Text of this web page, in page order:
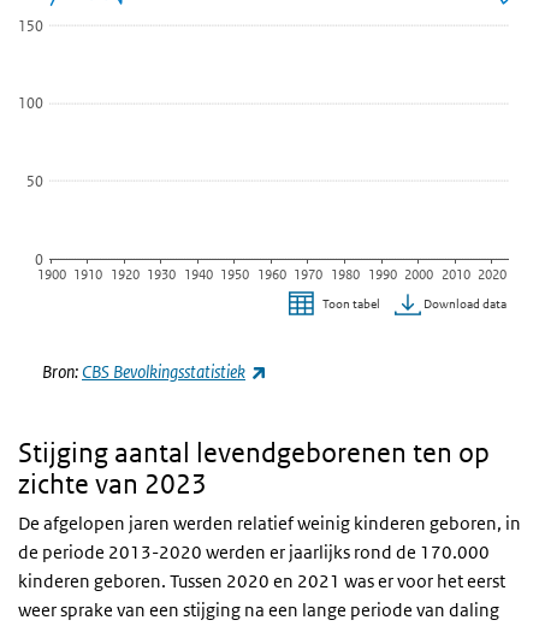
0
50
100
150
1900 1910 1920 1930 1940 1950 1960 1970 1980 1990 2000 2010 2020
Toon tabel Download data
Bron: CBS Bevolkingsstatistiek
Stijging aantal levendgeborenen ten op
zichte van 2023
De afgelopen jaren werden relatief weinig kinderen geboren, in
de periode 2013-2020 werden er jaarlijks rond de 170.000
kinderen geboren. Tussen 2020 en 2021 was er voor het eerst
weer sprake van een stijging na een lange periode van daling